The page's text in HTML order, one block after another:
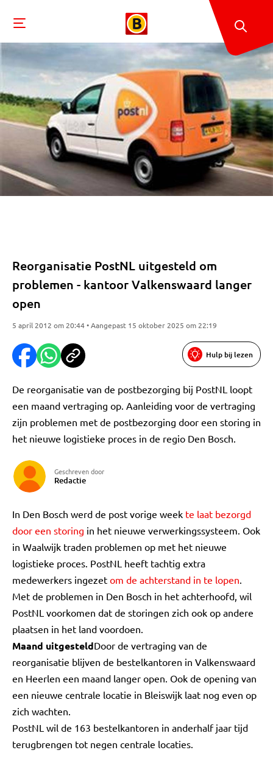
Reorganisatie PostNL uitgesteld om
problemen - kantoor Valkenswaard langer
open
5 april 2012 om 20:44 • Aangepast 15 oktober 2025 om 22:19
Hulp bij lezen
De reorganisatie van de postbezorging bij PostNL loopt
een maand vertraging op. Aanleiding voor de vertraging
zijn problemen met de postbezorging door een storing in
het nieuwe logistieke proces in de regio Den Bosch.
Geschreven door
Redactie
In Den Bosch werd de post vorige week te laat bezorgd
door een storing in het nieuwe verwerkingssysteem. Ook
in Waalwijk traden problemen op met het nieuwe
logistieke proces. PostNL heeft tachtig extra
medewerkers ingezet om de achterstand in te lopen.
Met de problemen in Den Bosch in het achterhoofd, wil
PostNL voorkomen dat de storingen zich ook op andere
plaatsen in het land voordoen.
Maand uitgesteldDoor de vertraging van de
reorganisatie blijven de bestelkantoren in Valkenswaard
en Heerlen een maand langer open. Ook de opening van
een nieuwe centrale locatie in Bleiswijk laat nog even op
zich wachten.
PostNL wil de 163 bestelkantoren in anderhalf jaar tijd
terugbrengen tot negen centrale locaties.